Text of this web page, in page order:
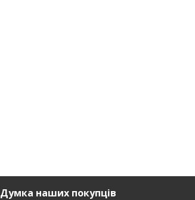
Думка наших покупців